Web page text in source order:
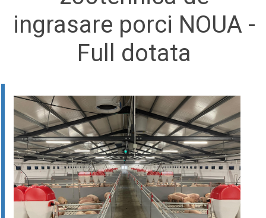
ingrasare porci NOUA -
Full dotata